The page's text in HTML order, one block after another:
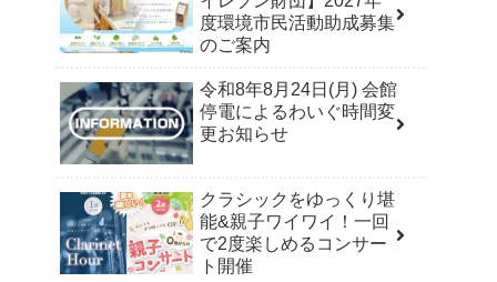
度環境市民活動助成募集
のご案内
令和8年8月24日(月) 会館
停電によるわいぐ時間変
更お知らせ
クラシックをゆっくり堪
能&親子ワイワイ！一回
で2度楽しめるコンサー
ト開催